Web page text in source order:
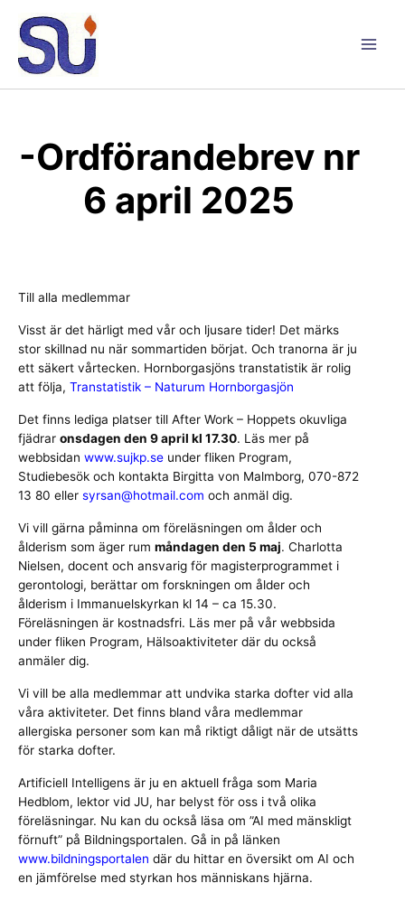
innehåll
-Ordförandebrev nr
6 april 2025
Till alla medlemmar
Visst är det härligt med vår och ljusare tider! Det märks
stor skillnad nu när sommartiden börjat. Och tranorna är ju
ett säkert vårtecken. Hornborgasjöns transtatistik är rolig
att följa, Transtatistik – Naturum Hornborgasjön
Det finns lediga platser till After Work – Hoppets okuvliga
fjädrar onsdagen den 9 april kl 17.30. Läs mer på
webbsidan www.sujkp.se under fliken Program,
Studiebesök och kontakta Birgitta von Malmborg, 070-872
13 80 eller syrsan@hotmail.com och anmäl dig.
Vi vill gärna påminna om föreläsningen om ålder och
ålderism som äger rum måndagen den 5 maj. Charlotta
Nielsen, docent och ansvarig för magisterprogrammet i
gerontologi, berättar om forskningen om ålder och
ålderism i Immanuelskyrkan kl 14 – ca 15.30.
Föreläsningen är kostnadsfri. Läs mer på vår webbsida
under fliken Program, Hälsoaktiviteter där du också
anmäler dig.
Vi vill be alla medlemmar att undvika starka dofter vid alla
våra aktiviteter. Det finns bland våra medlemmar
allergiska personer som kan må riktigt dåligt när de utsätts
för starka dofter.
Artificiell Intelligens är ju en aktuell fråga som Maria
Hedblom, lektor vid JU, har belyst för oss i två olika
föreläsningar. Nu kan du också läsa om ”AI med mänskligt
förnuft” på Bildningsportalen. Gå in på länken
www.bildningsportalen där du hittar en översikt om AI och
en jämförelse med styrkan hos människans hjärna.